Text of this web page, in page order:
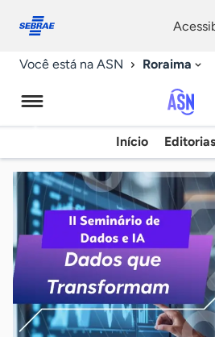
conosco
Você está na ASN Roraima
de
Início Editorias